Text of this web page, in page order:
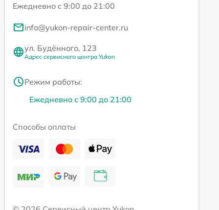
Ежедневно с 9:00 до 21:00
info@yukon-repair-center.ru
ул. Будённого, 123
Адрес сервисного центра Yukon
Режим работы:
Ежедневно с 9:00 до 21:00
Способы оплаты